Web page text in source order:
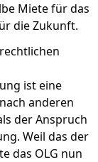
Miete für das
die Zukunft.
ist eine
anderen
der Anspruch
Weil das der
das OLG nun